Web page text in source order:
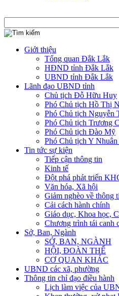
Giới thiệu
Tổng quan Đắk Lắk
HĐND tỉnh Đắk Lắk
UBND tỉnh Đắk Lắk
Lãnh đạo UBND tỉnh
Chủ tịch Đỗ Hữu Huy
Phó Chủ tịch Hồ Thị
Phó Chủ tịch Nguyễn
Phó Chủ tịch Trương
Phó Chủ tịch Đào Mỹ
Phó Chủ tịch Y
Tin tức sự kiện
Tiếp cận thông tin
Kinh tế
Đột phá phát triển
Văn hóa, Xã hội
Giảm nghèo về thông
Cải cách hành chính
Giáo dục, Khoa học,
Chương trình tái canh
Sở, Ban, Ngành
SỞ, BAN, NGÀNH
HỘI, ĐOÀN THỂ
CƠ QUAN KHÁC
UBND các xã, phường
Thông tin chỉ đạo điều hành
Lịch làm việc của